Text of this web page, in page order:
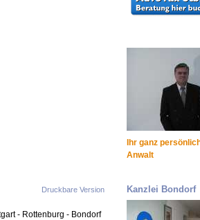
Druckbare Version
- Rottenburg - Bondorf
Ihr ganz
Anwalt
Kanzlei Bondorf